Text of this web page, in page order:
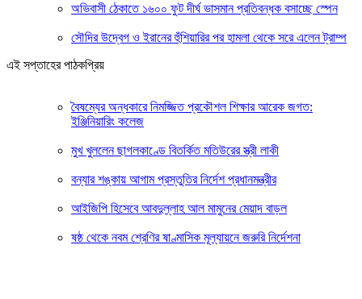
অভিবাসী ঠেকাতে ১৬০০ ফুট দীর্ঘ ভাসমান প্রতিবন্ধক বসাচ্ছে স্পেন
সৌদির উদ্বেগ ও ইরানের হুঁশিয়ারির পর হামলা থেকে সরে এলেন ট্রাম্প
এই সপ্তাহের পাঠকপ্রিয়
বৈষম্যের অন্ধকারে নিমজ্জিত প্রকৌশল শিক্ষার আরেক জগত:
ইঞ্জিনিয়ারিং কলেজ
মুখ খুললেন ছাগলকাণ্ডে বিতর্কিত মতিউরের স্ত্রী লাকী
বন্যার শঙ্কায় আগাম প্রস্তুতির নির্দেশ প্রধানমন্ত্রীর
আইজিপি হিসেবে আবদুল্লাহ আল মামুনের মেয়াদ বাড়ল
ষষ্ঠ থেকে নবম শ্রেণির ষাণ্মাসিক মূল্যায়নে জরুরি নির্দেশনা